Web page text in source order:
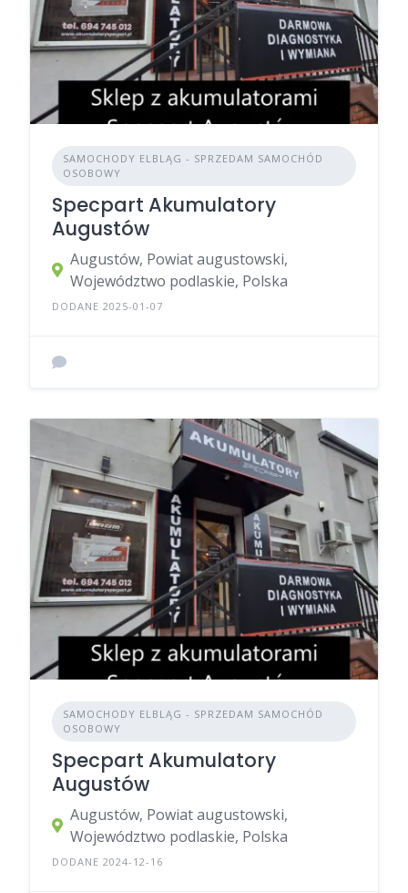
SAMOCHODY ELBLĄG - SPRZEDAM SAMOCHÓD
OSOBOWY
Specpart Akumulatory
Augustów
Augustów, Powiat augustowski,
Województwo podlaskie, Polska
DODANE 2025-01-07
SAMOCHODY ELBLĄG - SPRZEDAM SAMOCHÓD
OSOBOWY
Specpart Akumulatory
Augustów
Augustów, Powiat augustowski,
Województwo podlaskie, Polska
DODANE 2024-12-16